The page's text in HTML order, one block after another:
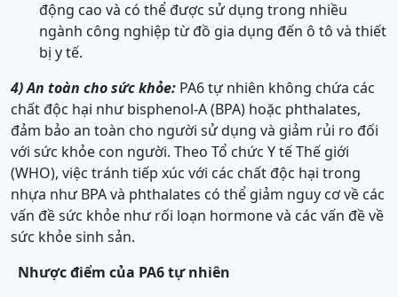
động cao và có thể được sử dụng trong nhiều
ngành công nghiệp từ đồ gia dụng đến ô tô và thiết
bị y tế.
4) An toàn cho sức khỏe: PA6 tự nhiên không chứa các
chất độc hại như bisphenol-A (BPA) hoặc phthalates,
đảm bảo an toàn cho người sử dụng và giảm rủi ro đối
với sức khỏe con người. Theo Tổ chức Y tế Thế giới
(WHO), việc tránh tiếp xúc với các chất độc hại trong
nhựa như BPA và phthalates có thể giảm nguy cơ về các
vấn đề sức khỏe như rối loạn hormone và các vấn đề về
sức khỏe sinh sản.
Nhược điểm của PA6 tự nhiên